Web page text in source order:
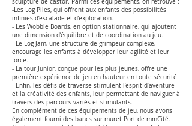
-Les Log Piles, qui offrent aux enfants des possibilités
infinies d’escalade et d’exploration.
- Les Wobble Boards, en option stationnaire, qui ajoutent
une dimension d’équilibre et de coordination au jeu.
- Le Log Jam, une structure de grimpeur complexe,
encourage les enfants à développer leur agilité et leur
force.
- La tour Junior, conçue pour les plus jeunes, offre une
première expérience de jeu en hauteur en toute sécurité.
- Enfin, les défis de traverse stimulent l’esprit d’aventure
et la créativité des enfants, leur permettant de naviguer à
travers des parcours variés et stimulants.
En complément de ces équipements de jeu, nous avons
également fourni des bancs sur muret Port de mmCité.